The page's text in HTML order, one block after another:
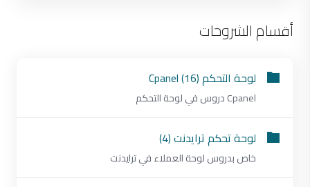
أقسام الشروحات
لوحة التحكم Cpanel (16)
Cpanel دروس في لوحة التحكم
لوحة تحكم ترايدنت (4)
خاص بدروس لوحة العملاء في ترايدنت